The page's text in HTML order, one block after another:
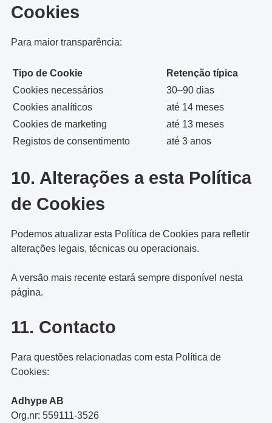
Cookies
Para maior transparência:
Tipo de Cookie
Retenção típica
Cookies necessários
30–90 dias
Cookies analíticos
até 14 meses
Cookies de marketing
até 13 meses
Registos de consentimento
até 3 anos
10. Alterações a esta Política
de Cookies
Podemos atualizar esta Política de Cookies para refletir
alterações legais, técnicas ou operacionais.
A versão mais recente estará sempre disponível nesta
página.
11. Contacto
Para questões relacionadas com esta Política de
Cookies:
Adhype AB
Org.nr: 559111-3526